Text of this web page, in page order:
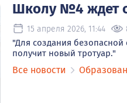
Школу №4 ждет
15 апреля 2026, 11:44
"Для создания
получит новый тротуар."
Все новости